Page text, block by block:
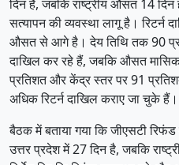
दिन है, जबकि राष्ट्रीय औसत 14
सत्यापन की व्यवस्था लागू है। रिटर्न
औसत से आगे है। देय तिथि तक 90
दाखिल कर रहे हैं, जबकि औसत मासिक
प्रतिशत और केंद्र स्तर पर 91
अधिक रिटर्न दाखिल कराए जा चुके हैं।
बैठक में बताया गया कि जीएसटी
उत्तर प्रदेश में 27 दिन है, जबकि